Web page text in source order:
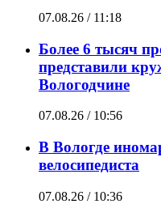
07.08.26 / 11:18
Более 6 тысяч
представили
Вологодчине
07.08.26 / 10:56
В Вологде
велосипедиста
07.08.26 / 10:36